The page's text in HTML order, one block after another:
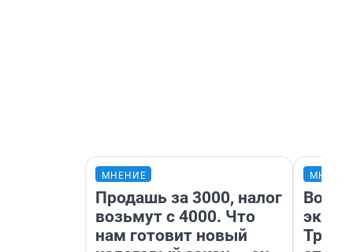
МНЕНИЕ
Продашь за 3000, налог
возьмут с 4000. Что
нам готовит новый